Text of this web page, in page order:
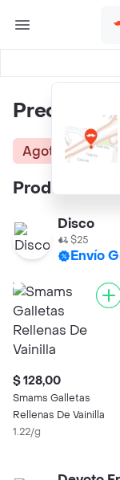
Precio
Agotado
Productos
Disco
$25
Envío
$ 128,00
Smams Galletas
Rellenas De Vainilla
1.22/g